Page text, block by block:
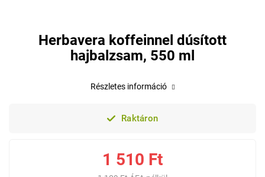
Herbavera koffeinnel dúsított
hajbalzsam, 550 ml
Raktáron
1 510 Ft
Részletes információ